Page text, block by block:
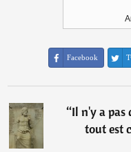
Facebook
“Il n'y a pas
tout est